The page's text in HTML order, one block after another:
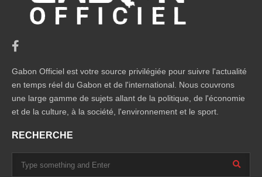
Gabon Officiel est votre source privilégiée pour suivre l'actualité
en temps réel du Gabon et de l'international. Nous couvrons
une large gamme de sujets allant de la politique, de l'économie
et de la culture, à la société, l'environnement et le sport.
RECHERCHE